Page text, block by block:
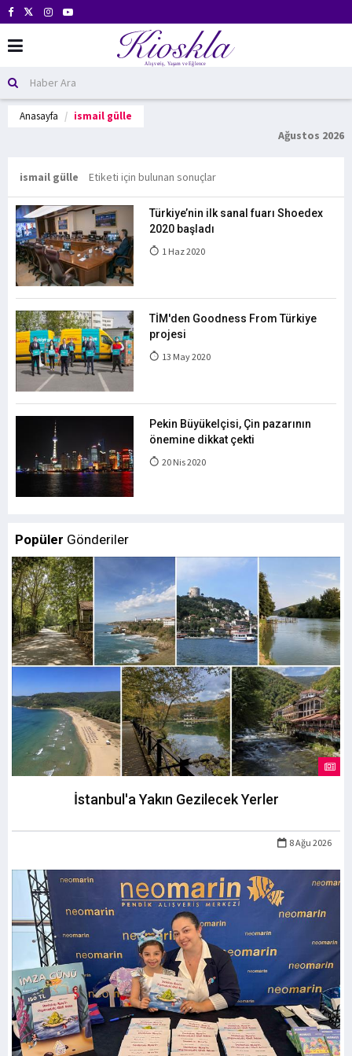
Anasayfa ismail gülle
Ağustos 2026
ismail gülle Etiketi için bulunan sonuçlar
Türkiye’nin ilk sanal fuarı Shoedex
2020 başladı
1 Haz 2020
TİM'den Goodness From Türkiye
projesi
13 May 2020
Pekin Büyükelçisi, Çin pazarının
önemine dikkat çekti
20 Nis 2020
Popüler Gönderiler
İstanbul'a Yakın Gezilecek Yerler
8 Ağu 2026